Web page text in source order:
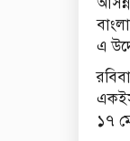
এ
১৭